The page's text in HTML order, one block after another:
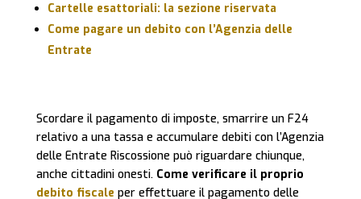
Cartelle esattoriali: la sezione riservata
Come pagare un debito con l’Agenzia delle
Entrate
Scordare il pagamento di imposte, smarrire un F24
relativo a una tassa e accumulare debiti con l’Agenzia
delle Entrate Riscossione può riguardare chiunque,
anche cittadini onesti. Come verificare il proprio
debito fiscale per effettuare il pagamento delle